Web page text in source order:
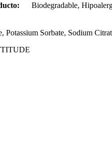
Biodegradable,
Potassium Sorbate, Sodium